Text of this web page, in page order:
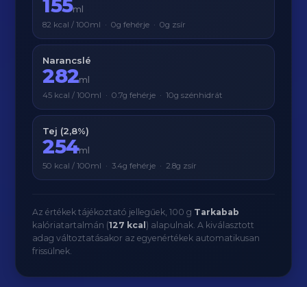
155ml
82 kcal / 100ml · 0g fehérje · 0g zsír
Narancslé
282ml
45 kcal / 100ml · 0.7g fehérje · 10g szénhidrát
Tej (2,8%)
254ml
50 kcal / 100ml · 3.4g fehérje · 2.8g zsír
Az értékek tájékoztató jellegűek, 100 g Tarkabab
kalóriatartalmán (127 kcal ) alapulnak. A kiválasztott
adag változtatásakor az egyenértékek automatikusan
frissülnek.